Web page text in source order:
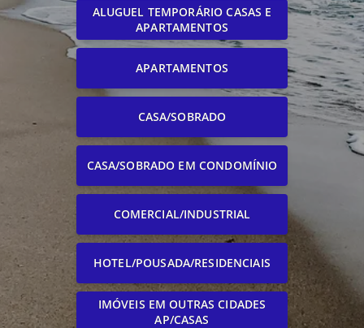
ALUGUEL TEMPORÁRIO CASAS E
APARTAMENTOS
APARTAMENTOS
CASA/SOBRADO
CASA/SOBRADO EM CONDOMÍNIO
COMERCIAL/INDUSTRIAL
HOTEL/POUSADA/RESIDENCIAIS
IMÓVEIS EM OUTRAS CIDADES
AP/CASAS